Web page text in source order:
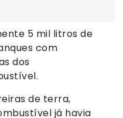
5 mil litros de
com
dos
de terra,
já havia